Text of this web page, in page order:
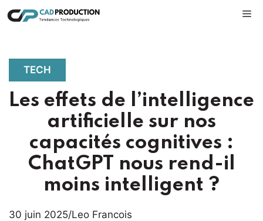
Aller
au
TECH
Les effets de l’intelligence
artificielle sur nos
capacités cognitives :
ChatGPT nous rend-il
moins intelligent ?
30 juin 2025/Leo Francois